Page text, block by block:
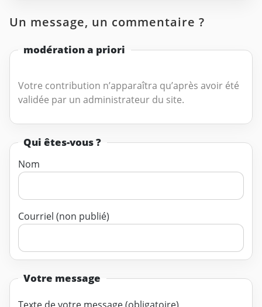
Un message, un commentaire ?
modération a priori
Votre contribution n’apparaîtra qu’après avoir été
validée par un administrateur du site.
Qui êtes-vous ?
Nom
Courriel (non publié)
Votre message